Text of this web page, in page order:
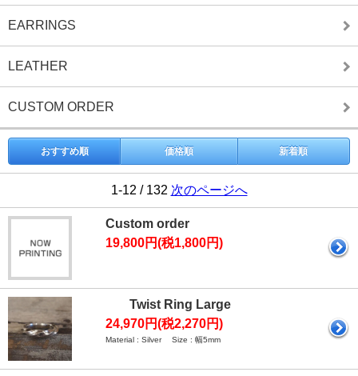
EARRINGS
LEATHER
CUSTOM ORDER
おすすめ順 価格順 新着順
1-12 / 132 次のページへ
Custom order
19,800円(税1,800円)
Twist Ring Large
24,970円(税2,270円)
Material : Silver Size : 幅5mm